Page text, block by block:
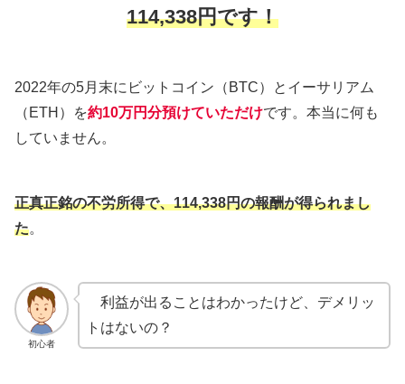
114,338円です！
2022年の5月末にビットコイン（BTC）とイーサリアム
（ETH）を約10万円分預けていただけです。本当に何も
していません。
正真正銘の不労所得で、114,338円の報酬が得られまし
た。
初心者
利益が出ることはわかったけど、デメリッ
トはないの？